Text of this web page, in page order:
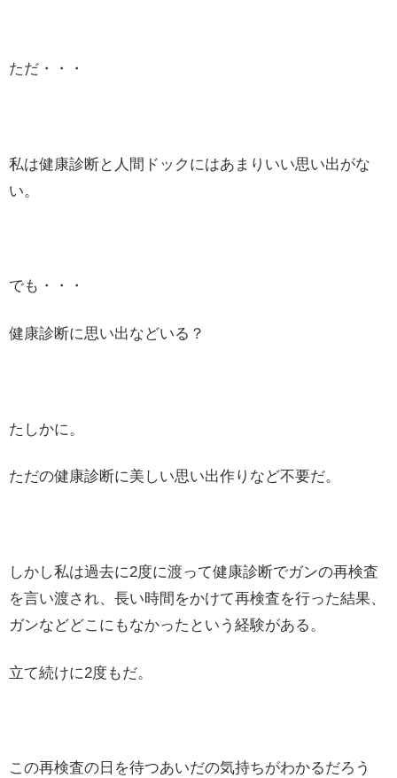
ただ・・・
私は健康診断と人間ドックにはあまりいい思い出がな
い。
でも・・・
健康診断に思い出などいる？
たしかに。
ただの健康診断に美しい思い出作りなど不要だ。
しかし私は過去に2度に渡って健康診断でガンの再検査
を言い渡され、長い時間をかけて再検査を行った結果、
ガンなどどこにもなかったという経験がある。
立て続けに2度もだ。
この再検査の日を待つあいだの気持ちがわかるだろう